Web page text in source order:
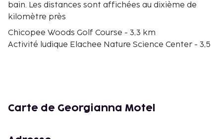
bain. Les distances sont affichées au dixième de
kilomètre près
Chicopee Woods Golf Course - 3,3 km
Activité ludique Elachee Nature Science Center - 3,5
Smithgall Arts Center - 4,4 km
Regal Hollywood - Gainesville - 4,6 km
Carte de Georgianna Motel